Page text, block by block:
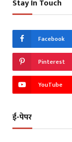
Stay In Touch
Facebook
Pinterest
YouTube
ई-पेपर